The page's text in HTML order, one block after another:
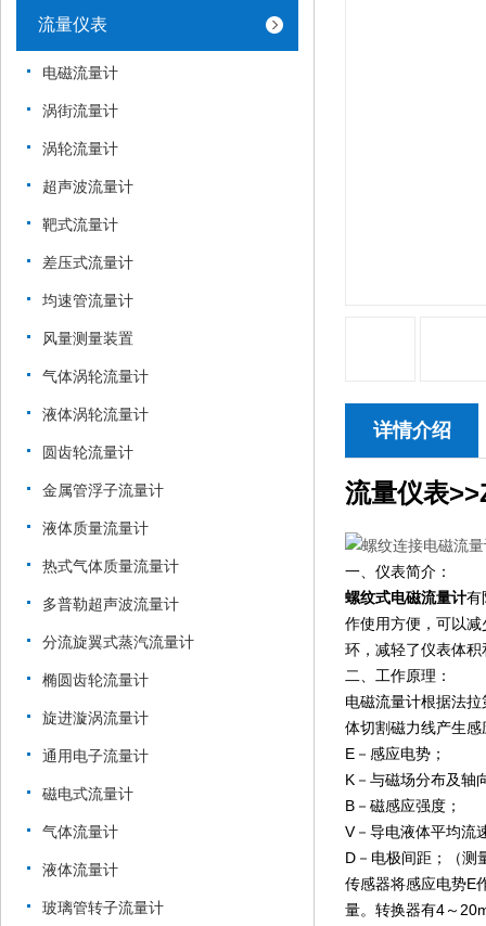
流量仪表
电磁流量计
涡街流量计
涡轮流量计
超声波流量计
靶式流量计
差压式流量计
均速管流量计
风量测量装置
气体涡轮流量计
液体涡轮流量计
圆齿轮流量计
金属管浮子流量计
液体质量流量计
热式气体质量流量计
多普勒超声波流量计
分流旋翼式蒸汽流量计
椭圆齿轮流量计
旋进漩涡流量计
通用电子流量计
磁电式流量计
气体流量计
液体流量计
玻璃管转子流量计
详情介绍
流量仪表
一、仪表简介：
螺纹式电磁流量计有
作使用方便，可以
环，减轻了仪表体
二、工作原理：
电磁流量计根据法
体切割磁力线产生
E－感应电势；
K－与磁场分布及轴
B－磁感应强度；
V－导电液体平均流
D－电极间距；（测
传感器将感应电势E
量。转换器有4～